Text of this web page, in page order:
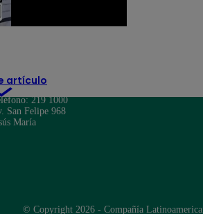
artículo
219 1000
San Felipe 968
María
© Copyright 2026 - Compañía